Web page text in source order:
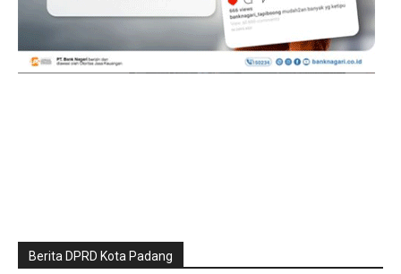
Berita DPRD Kota Padang